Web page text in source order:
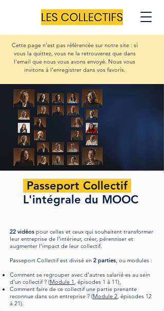
Cette page n'est pas référencée sur notre site : si
vous la quittez, vous ne la retrouverez que dans
l'email que nous vous avons envoyé. Nous vous
invitons à l'enregistrer dans vos favoris.
Passeport Collectif
L'intégrale du MOOC
22 vidéos pour celles et ceux qui souhaitent transformer
leur entreprise de l'intérieur, créer, pérenniser et
augmenter l'impact de leur collectif.
Passeport Collectif est divisé en 2 parties, ou modules :
Comment se regrouper avec d'autres salarié·es au sein
d'un collectif ? (Module 1 , épisodes 1 à 11),
Comment faire de ce collectif une partie prenante
reconnue dans son entreprise ? (Module 2, épisodes 12
à 21).